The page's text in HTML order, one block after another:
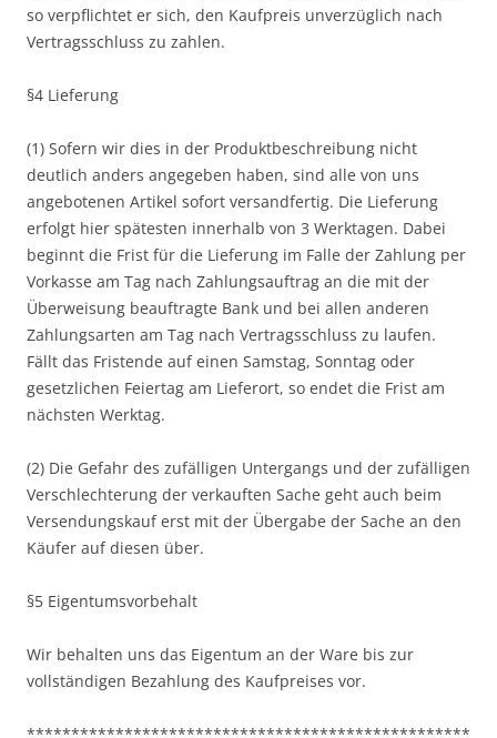
so verpflichtet er sich, den Kaufpreis unverzüglich nach
Vertragsschluss zu zahlen.
§4 Lieferung
(1) Sofern wir dies in der Produktbeschreibung nicht
deutlich anders angegeben haben, sind alle von uns
angebotenen Artikel sofort versandfertig. Die Lieferung
erfolgt hier spätesten innerhalb von 3 Werktagen. Dabei
beginnt die Frist für die Lieferung im Falle der Zahlung per
Vorkasse am Tag nach Zahlungsauftrag an die mit der
Überweisung beauftragte Bank und bei allen anderen
Zahlungsarten am Tag nach Vertragsschluss zu laufen.
Fällt das Fristende auf einen Samstag, Sonntag oder
gesetzlichen Feiertag am Lieferort, so endet die Frist am
nächsten Werktag.
(2) Die Gefahr des zufälligen Untergangs und der zufälligen
Verschlechterung der verkauften Sache geht auch beim
Versendungskauf erst mit der Übergabe der Sache an den
Käufer auf diesen über.
§5 Eigentumsvorbehalt
Wir behalten uns das Eigentum an der Ware bis zur
vollständigen Bezahlung des Kaufpreises vor.